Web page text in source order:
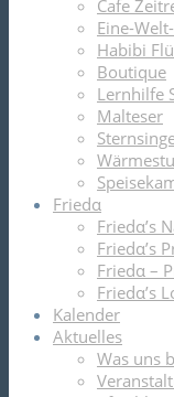
Cafe
Eine-
Habibi
Boutique
Lernhilfe
Malteser
Friedα
Friedα’s
Friedα’s
Friedα –
Friedα’s
Kalender
Aktuelles
Was uns